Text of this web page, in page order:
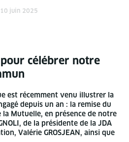
10 juin 2025
célébrer notre
est récemment venu illustrer la
depuis un an : la remise du
Mutuelle, en présence de notre
de la présidente de la JDA
Valérie GROSJEAN, ainsi que